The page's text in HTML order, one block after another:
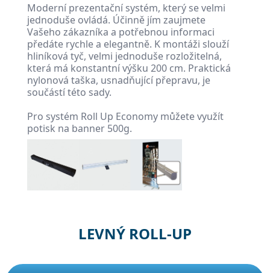
Moderní prezentační systém, který se velmi
jednoduše ovládá. Účinně jím zaujmete
Vašeho zákazníka a potřebnou informaci
předáte rychle a elegantně. K montáži slouží
hliníková tyč, velmi jednoduše rozložitelná,
která má konstantní výšku 200 cm. Praktická
nylonová taška, usnadňující přepravu, je
součástí této sady.
Pro systém Roll Up Economy můžete využít
potisk na banner 500g.
LEVNÝ ROLL-UP